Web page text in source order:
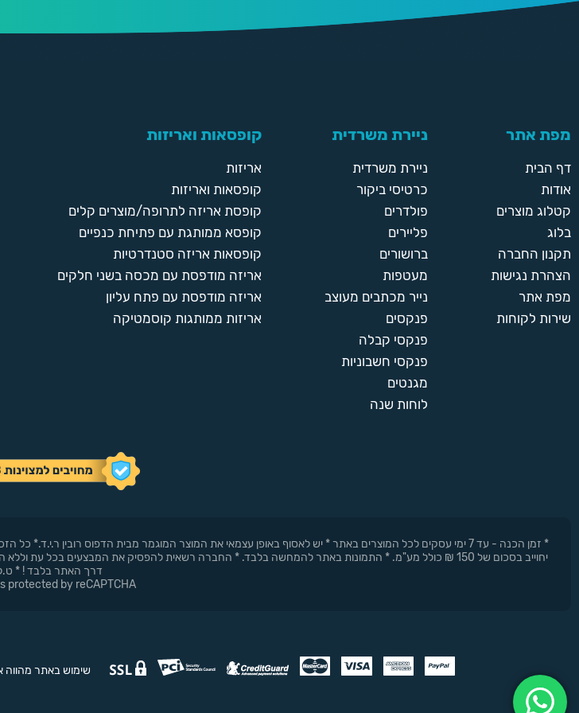
מפת אתר
דף הבית
אודות
קטלוג מוצרים
בלוג
תקנון החברה
הצהרת נגישות
מפת אתר
שירות לקוחות
ניירת משרדית
ניירת משרדית
כרטיסי ביקור
פולדרים
פליירים
ברושורים
מעטפות
נייר מכתבים מעוצב
פנקסים
פנקסי קבלה
פנקסי חשבוניות
מגנטים
לוחות שנה
קופסאות ואריזות
אריזות
קופסאות ואריזות
קופסת אריזה לתרופה/מוצרים קלים
קופסא ממותגת עם פתיחת כנפיים
קופסאות אריזה סטנדרטיות
אריזה מודפסת עם מכסה בשני חלקים
אריזה מודפסת עם פתח עליון
אריזות ממותגות קוסמטיקה
* זמן הכנה - עד 7 ימי עסקים לכל המוצרים באתר * יש לאסוף באופן עצמאי את המוצר המוגמר מבית הדפוס רובין
יחוייב בסכום של 150 ₪ כולל מע"מ. * התמונות באתר להמחשה בלבד. * החברה רשאית להפסיק את המבצעים בכל עת וללא התראה מוקדמת.
דרך האתר בלבד ! *
protected by reCAPTCHA
שימוש באתר